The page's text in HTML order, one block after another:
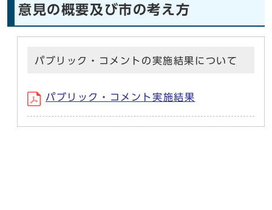
意見の概要及び市の考え方
パブリック・コメントの実施結果について
パブリック・コメント実施結果